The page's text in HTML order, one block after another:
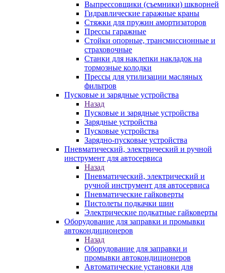
Выпрессовщики (съемники) шкворней
Гидравлические гаражные краны
Стяжки для пружин амортизаторов
Прессы гаражные
Стойки опорные, трансмиссионные и
страховочные
Станки для наклепки накладок на
тормозные колодки
Прессы для утилизации масляных
фильтров
Пусковые и зарядные устройства
Назад
Пусковые и зарядные устройства
Зарядные устройства
Пусковые устройства
Зарядно-пусковые устройства
Пневматический, электрический и ручной
инструмент для автосервиса
Назад
Пневматический, электрический и
ручной инструмент для автосервиса
Пневматические гайковерты
Пистолеты подкачки шин
Электрические подкатные гайковерты
Оборудование для заправки и промывки
автокондиционеров
Назад
Оборудование для заправки и
промывки автокондиционеров
Автоматические установки для